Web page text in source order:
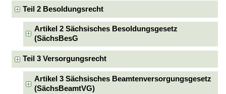
Teil 2 Besoldungsrecht
Artikel 2 Sächsisches Besoldungsgesetz
(SächsBesG
Teil 3 Versorgungsrecht
Artikel 3 Sächsisches Beamtenversorgungsgesetz
(SächsBeamtVG)